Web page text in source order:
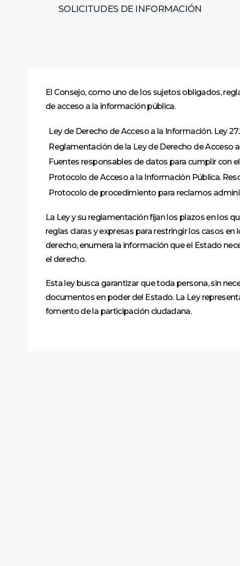
SOLICITUDES DE INFORMACIÓN
El Consejo, como uno de los sujetos obligados,
de acceso a la información pública.
Ley de Derecho de Acceso a la Información. Ley
Reglamentación de la Ley de Derecho de Acceso
Fuentes responsables de datos para cumplir con
Protocolo de Acceso a la Información Pública.
Protocolo de procedimiento para reclamos
La Ley y su reglamentación fijan los plazos en los
reglas claras y expresas para restringir los casos
derecho, enumera la información que el Estado
el derecho.
Esta ley busca garantizar que toda persona, sin
documentos en poder del Estado. La Ley
fomento de la participación ciudadana.